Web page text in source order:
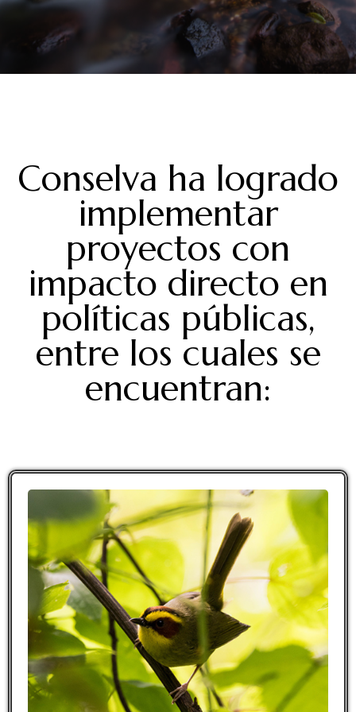
Conselva ha logrado
implementar
proyectos con
impacto directo en
políticas públicas,
entre los cuales se
encuentran: